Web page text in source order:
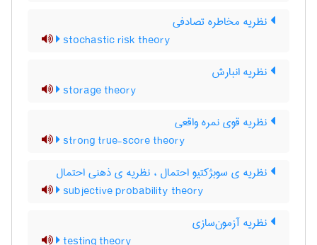
نظریه مخاطره تصادفی
stochastic risk theory
نظریه انبارش
storage theory
نظریه قوی نمره واقعی
strong true-score theory
نظریه ی سوبژکتیو احتمال ، نظریه ی ذهنی احتمال
subjective probability theory
نظریه آزمون‌سازی